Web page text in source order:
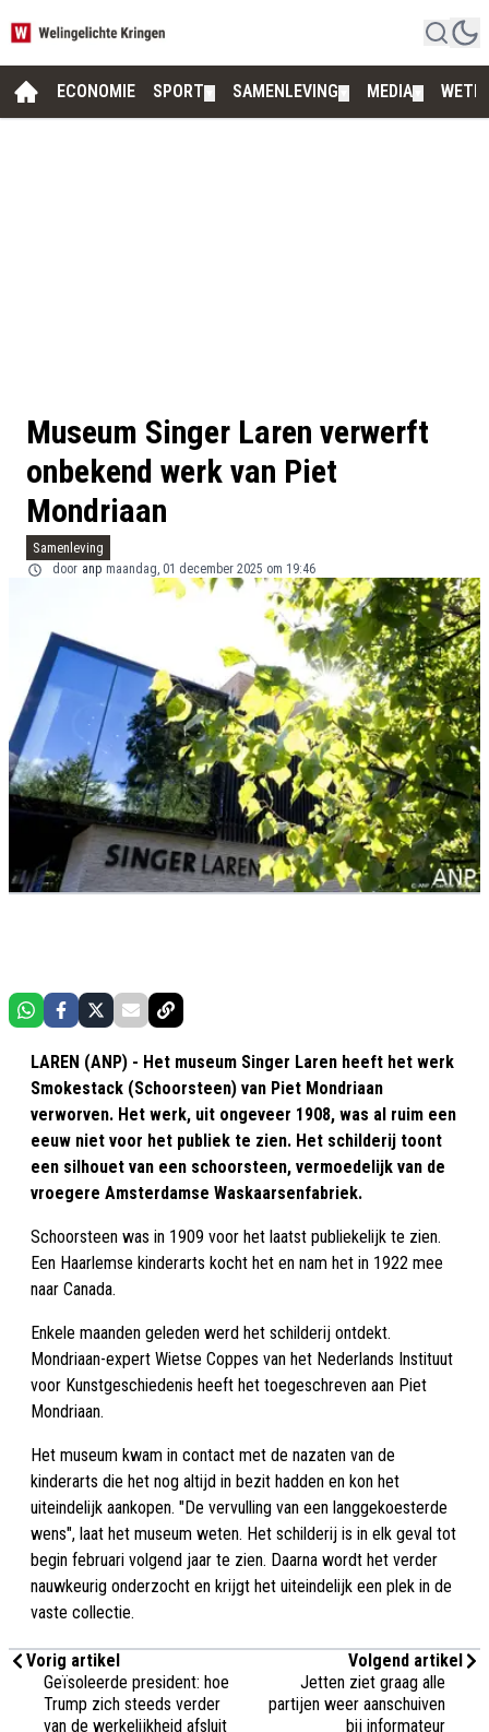
ECONOMIE SPORT SAMENLEVING MEDIA
Museum Singer Laren verwerft
onbekend werk van Piet
Mondriaan
Samenleving
door anp maandag, 01 december 2025 om 19:46
LAREN (ANP) - Het museum Singer Laren heeft het werk
Smokestack (Schoorsteen) van Piet Mondriaan
verworven. Het werk, uit ongeveer 1908, was al ruim een
eeuw niet voor het publiek te zien. Het schilderij toont
een silhouet van een schoorsteen, vermoedelijk van de
vroegere Amsterdamse Waskaarsenfabriek.
Schoorsteen was in 1909 voor het laatst publiekelijk te zien.
Een Haarlemse kinderarts kocht het en nam het in 1922 mee
naar Canada.
Enkele maanden geleden werd het schilderij ontdekt.
Mondriaan-expert Wietse Coppes van het Nederlands Instituut
voor Kunstgeschiedenis heeft het toegeschreven aan Piet
Mondriaan.
Het museum kwam in contact met de nazaten van de
kinderarts die het nog altijd in bezit hadden en kon het
uiteindelijk aankopen. "De vervulling van een langgekoesterde
wens", laat het museum weten. Het schilderij is in elk geval tot
begin februari volgend jaar te zien. Daarna wordt het verder
nauwkeurig onderzocht en krijgt het uiteindelijk een plek in de
vaste collectie.
Vorig artikel
Geïsoleerde president: hoe
Trump zich steeds verder
van de werkelijkheid afsluit
Volgend artikel
Jetten ziet graag alle
partijen weer aanschuiven
bij informateur